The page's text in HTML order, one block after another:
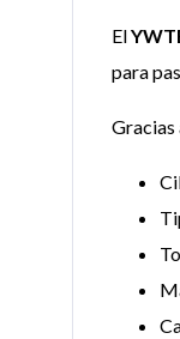
El
para
Gracias